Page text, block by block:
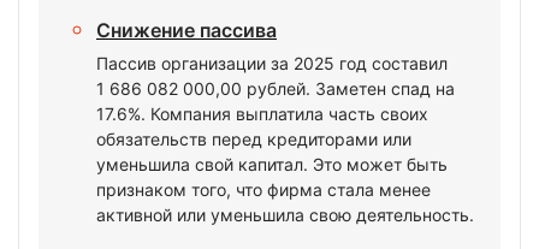
Снижение пассива
Пассив организации за 2025 год составил
1 686 082 000,00 рублей. Заметен спад на
17.6%. Компания выплатила часть своих
обязательств перед кредиторами или
уменьшила свой капитал. Это может быть
признаком того, что фирма стала менее
активной или уменьшила свою деятельность.